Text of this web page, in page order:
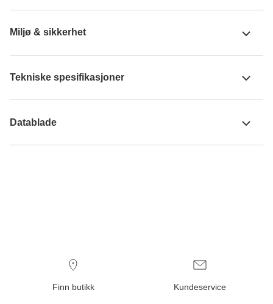
Miljø & sikkerhet
Tekniske spesifikasjoner
Datablade
Finn butikk Kundeservice